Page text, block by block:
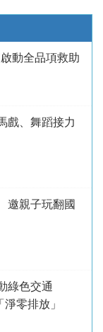
動全品項救助
戲、舞蹈接力
邀親子玩翻國
綠色交通
零排放」